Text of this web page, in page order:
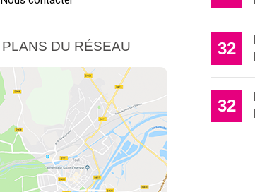
PLANS DU RÉSEAU 32
32